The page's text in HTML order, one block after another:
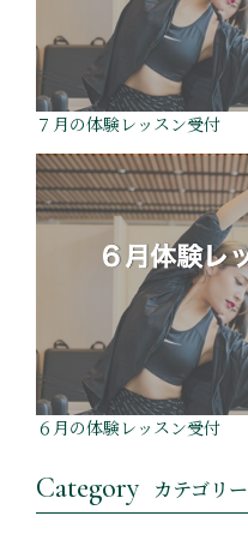
７月の体験レッスン受付
６月の体験レッスン受付
Category カテゴリー